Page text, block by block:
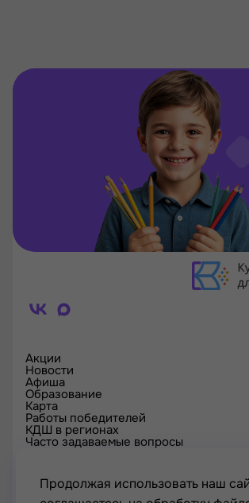
Акции
Новости
Афиша
Образование
Карта
Работы победителей
КДШ в регионах
Часто задаваемые вопросы
Проверка сертификата
Контакты
Продолжая использовать наш